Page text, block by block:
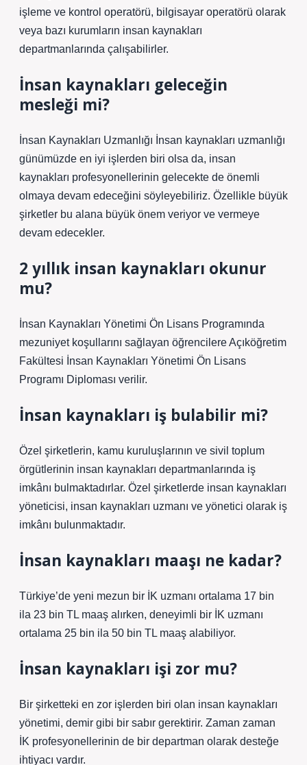
işleme ve kontrol operatörü, bilgisayar operatörü olarak
veya bazı kurumların insan kaynakları
departmanlarında çalışabilirler.
İnsan kaynakları geleceğin
mesleği mi?
İnsan Kaynakları Uzmanlığı İnsan kaynakları uzmanlığı
günümüzde en iyi işlerden biri olsa da, insan
kaynakları profesyonellerinin gelecekte de önemli
olmaya devam edeceğini söyleyebiliriz. Özellikle büyük
şirketler bu alana büyük önem veriyor ve vermeye
devam edecekler.
2 yıllık insan kaynakları okunur
mu?
İnsan Kaynakları Yönetimi Ön Lisans Programında
mezuniyet koşullarını sağlayan öğrencilere Açıköğretim
Fakültesi İnsan Kaynakları Yönetimi Ön Lisans
Programı Diploması verilir.
İnsan kaynakları iş bulabilir mi?
Özel şirketlerin, kamu kuruluşlarının ve sivil toplum
örgütlerinin insan kaynakları departmanlarında iş
imkânı bulmaktadırlar. Özel şirketlerde insan kaynakları
yöneticisi, insan kaynakları uzmanı ve yönetici olarak iş
imkânı bulunmaktadır.
İnsan kaynakları maaşı ne kadar?
Türkiye’de yeni mezun bir İK uzmanı ortalama 17 bin
ila 23 bin TL maaş alırken, deneyimli bir İK uzmanı
ortalama 25 bin ila 50 bin TL maaş alabiliyor.
İnsan kaynakları işi zor mu?
Bir şirketteki en zor işlerden biri olan insan kaynakları
yönetimi, demir gibi bir sabır gerektirir. Zaman zaman
İK profesyonellerinin de bir departman olarak desteğe
ihtiyacı vardır.